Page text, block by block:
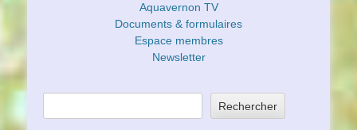
Aquavernon TV
Documents & formulaires
Espace membres
Newsletter
Rechercher